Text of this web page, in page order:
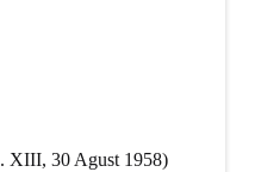
XIII, 30 Agust 1958)